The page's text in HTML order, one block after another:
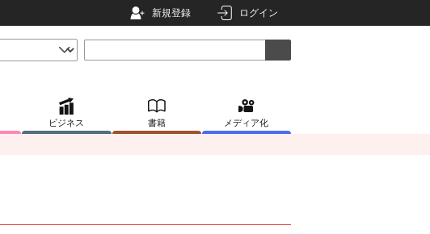
新規登録 ログイン
ビジネス 書籍 メディア化